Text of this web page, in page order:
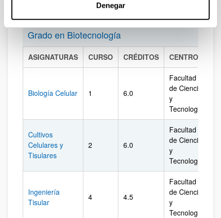
Denegar
Grado en Biotecnología
ASIGNATURAS CURSO CRÉDITOS CENTRO
Biología Celular 1 6.0
Facultad
de Ciencia
y
Tecnología
Cultivos
Celulares y
Tisulares
2 6.0
Facultad
de Ciencia
y
Tecnología
Ingeniería
Tisular
4 4.5
Facultad
de Ciencia
y
Tecnología